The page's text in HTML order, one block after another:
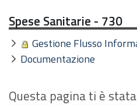
Spese Sanitarie - 730
Gestione Flusso
Documentazione
Questa pagina ti è